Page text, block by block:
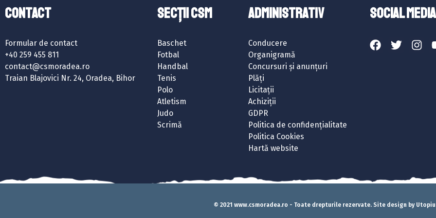
Contact
Formular de contact
+40 259 455 811
contact@csmoradea.ro
Traian Blajovici Nr. 24, Oradea, Bihor
SECȚII CSM
Baschet
Fotbal
Handbal
Tenis
Polo
Atletism
Judo
Scrimă
ADMINISTRATIV
Conducere
Organigramă
Concursuri și anunțuri
Plăți
Licitații
Achiziții
GDPR
Politica de confidențialitate
Politica Cookies
Hartă website
SOCIAL MEDIA
© 2021 www.csmoradea.ro - Toate drepturile rezervate. Site design by